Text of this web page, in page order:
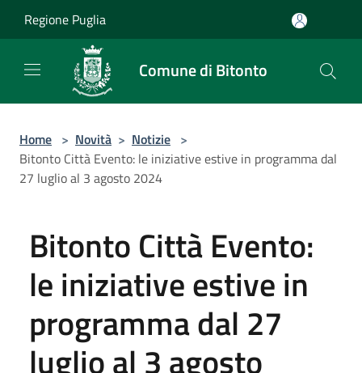
Regione Puglia
Comune di Bitonto
Home > Novità > Notizie >
Bitonto Città Evento: le iniziative estive in programma dal
27 luglio al 3 agosto 2024
Bitonto Città Evento:
le iniziative estive in
programma dal 27
luglio al 3 agosto